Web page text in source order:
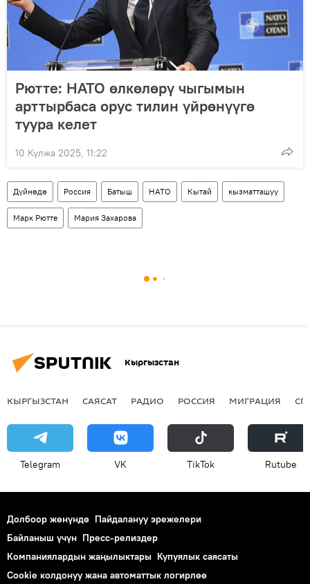
Рютте: НАТО өлкөлөрү чыгымын
арттырбаса орус тилин үйрөнүүгө
туура келет
10 Кулжа 2025, 11:22
Дүйнөдө Россия Батыш НАТО Кытай кызматташуу
Марк Рютте Мария Захарова
Кыргызстан
КЫРГЫЗСТАН САЯСАТ РАДИО РОССИЯ МИГРАЦИЯ
Telegram VK ТikТоk Rutube
Долбоор жөнүндө Пайдалануу эрежелери
Байланыш үчүн Пресс-релиздер
Компаниялардын жаңылыктары Купуялык саясаты
Cookie колдонуу жана автоматтык логирлөө